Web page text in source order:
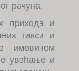
рачуна,
прихода и
такси и
имовином
увећање и